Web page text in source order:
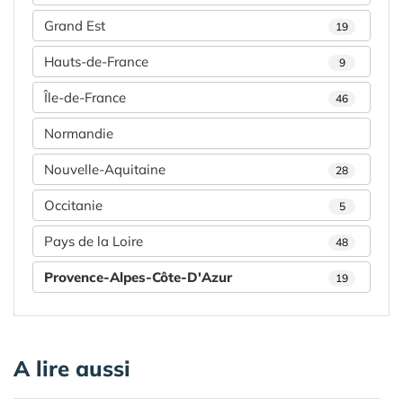
Grand Est 19
Hauts-de-France 9
Île-de-France 46
Normandie
Nouvelle-Aquitaine 28
Occitanie 5
Pays de la Loire 48
Provence-Alpes-Côte-D'Azur 19
A lire aussi